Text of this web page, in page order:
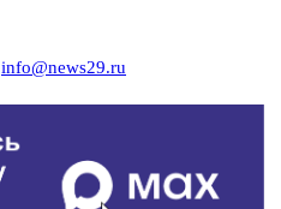
info@news29.ru